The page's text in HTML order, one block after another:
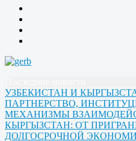
УЗБЕКИСТАН И
ПАРТНЕРСТВО,
МЕХАНИЗМЫ
КЫРГЫЗСТАН: ОТ
ДОЛГОСРОЧНОЙ